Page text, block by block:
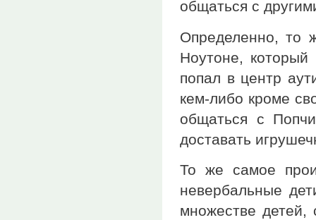
общаться с
Определенно, то
Ноутоне, который
попал в центр
кем-либо кроме
общаться с
доставать
То же самое
невербальные
множестве детей,